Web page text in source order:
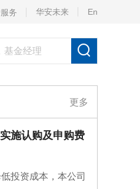
务 华安未来 En

更多
施认购及申购费
投资成本，本公司